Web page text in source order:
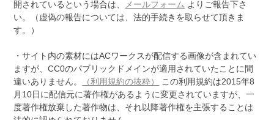
開されているという場合は、
メールフォーム よりご報告下さ
い。（虚偽の報告については、法的手続きを取らせて頂きま
す。）
・サイト内の素材にはACワークスが配信する画像が含まれてい
ますが、CC0のパブリックドメインが適用されていたことに間
違いありません。
（利用規約の抜粋）
この利用規約は2015年8
月10日に配信元に著作権があるように変更されていますが、一
度著作権放棄した著作物は、それ以降著作権を主張することは